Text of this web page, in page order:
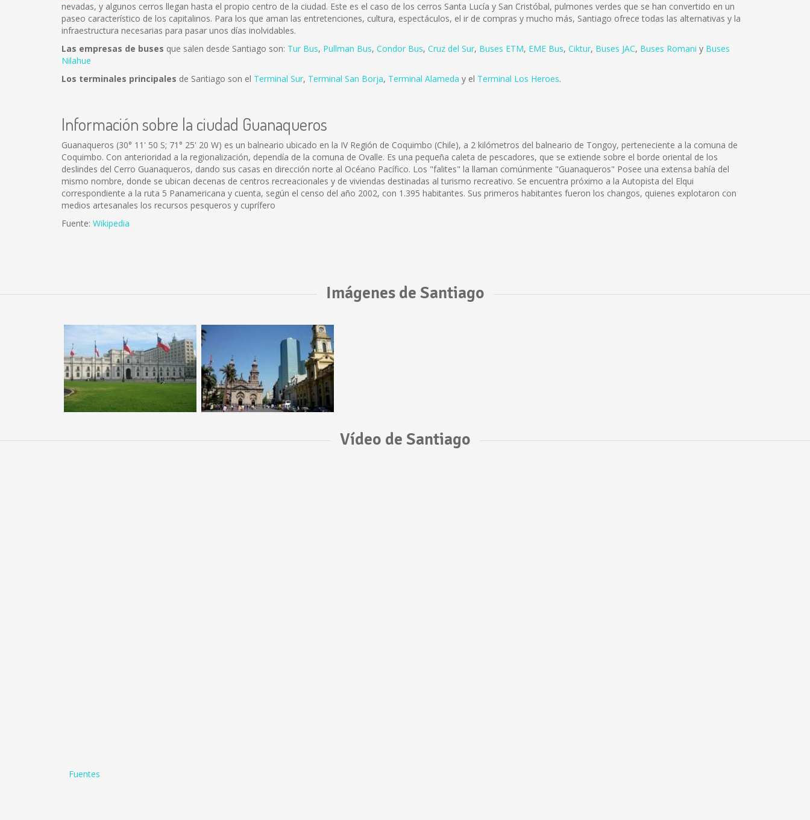
nevadas, y algunos cerros llegan hasta el propio centro de la ciudad. Este es el caso de los cerros Santa Lucía y San Cristóbal, pulmones verdes que se han convertido en un
paseo característico de los capitalinos. Para los que aman las entretenciones, cultura, espectáculos, el ir de compras y mucho más, Santiago ofrece todas las alternativas y la
infraestructura necesarias para pasar unos días inolvidables.
Las empresas de buses que salen desde Santiago son: Tur Bus, Pullman Bus, Condor Bus, Cruz del Sur, Buses ETM, EME Bus, Ciktur, Buses JAC, Buses Romani y Buses
Nilahue
Los terminales principales de Santiago son el Terminal Sur, Terminal San Borja, Terminal Alameda y el Terminal Los Heroes.
Información sobre la ciudad Guanaqueros
Guanaqueros (30° 11' 50 S; 71° 25' 20 W) es un balneario ubicado en la IV Región de Coquimbo (Chile), a 2 kilómetros del balneario de Tongoy, perteneciente a la comuna de
Coquimbo. Con anterioridad a la regionalización, dependía de la comuna de Ovalle. Es una pequeña caleta de pescadores, que se extiende sobre el borde oriental de los
deslindes del Cerro Guanaqueros, dando sus casas en dirección norte al Océano Pacífico. Los "falites" la llaman comúnmente "Guanaqueros" Posee una extensa bahía del
mismo nombre, donde se ubican decenas de centros recreacionales y de viviendas destinadas al turismo recreativo. Se encuentra próximo a la Autopista del Elqui
correspondiente a la ruta 5 Panamericana y cuenta, según el censo del año 2002, con 1.395 habitantes. Sus primeros habitantes fueron los changos, quienes explotaron con
medios artesanales los recursos pesqueros y cuprífero
Fuente: Wikipedia
Imágenes de Santiago
Vídeo de Santiago
Fuentes